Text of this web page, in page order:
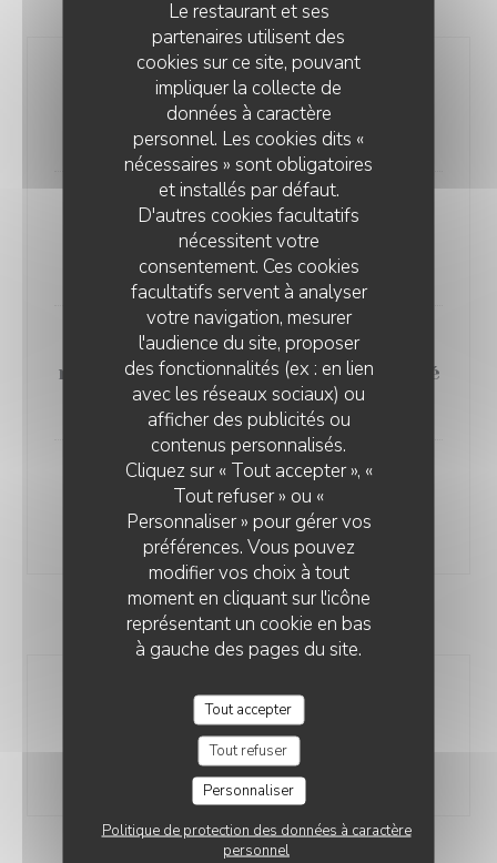
Le restaurant et ses
partenaires utilisent des
cookies sur ce site, pouvant
impliquer la collecte de
données à caractère
personnel. Les cookies dits «
nécessaires » sont obligatoires
et installés par défaut.
D'autres cookies facultatifs
nécessitent votre
consentement. Ces cookies
facultatifs servent à analyser
votre navigation, mesurer
l'audience du site, proposer
des fonctionnalités (ex : en lien
avec les réseaux sociaux) ou
afficher des publicités ou
contenus personnalisés.
Cliquez sur « Tout accepter », «
Tout refuser » ou «
Personnaliser » pour gérer vos
préférences. Vous pouvez
modifier vos choix à tout
moment en cliquant sur l'icône
représentant un cookie en bas
à gauche des pages du site.
Tout accepter
Tout refuser
Personnaliser
Politique de protection des données à caractère
personnel
Cannelloni au vert, marmelade de
tomates mûres
21,00 EUR
Cabillaud demi-sel à plat, petits
pois à la française et ail des ours
31,00 EUR
Rognon de veau sauté à la
moutarde, macaroni à peine gratiné
29,00 EUR
Filet de Bœuf de France au poivre,
pommes Darphin
44,00 EUR
A PARTAGER
Agneau de lait rôti, notre
printanière de légumes
32€ par personne
32,00 EUR